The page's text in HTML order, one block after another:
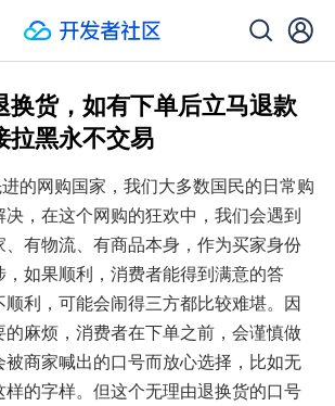
换货，如有下单后立马退款
拉黑永不交易
，在这个网购的狂欢中，我们会遇到
有物流、有商品本身，作为买家身份
如果顺利，消费者能得到满意的答
利，可能会闹得三方都比较难堪。因
麻烦，消费者在下单之前，会谨慎做
商家喊出的口号而放心选择，比如无
的字样。但这个无理由退换货的口号